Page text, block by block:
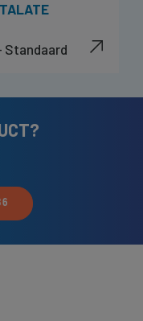
Standaard